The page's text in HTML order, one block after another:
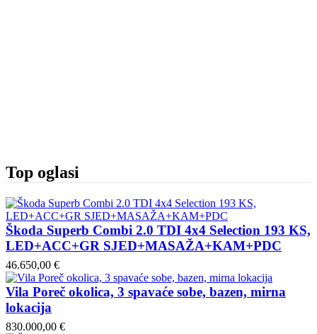
Top oglasi
Škoda Superb Combi 2.0 TDI 4x4 Selection 193 KS,
LED+ACC+GR SJED+MASAŽA+KAM+PDC
46.650,00 €
Vila Poreč okolica, 3 spavaće sobe, bazen, mirna
lokacija
830.000,00 €